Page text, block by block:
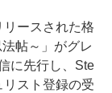
ースされた格
帖～」がグレ
に先行し、Ste
スト登録の受